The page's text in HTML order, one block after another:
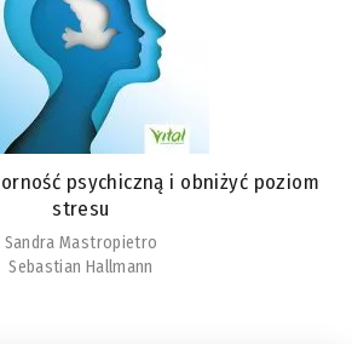
psychiczną i obniżyć poziom
stresu
Sandra Mastropietro
Sebastian Hallmann